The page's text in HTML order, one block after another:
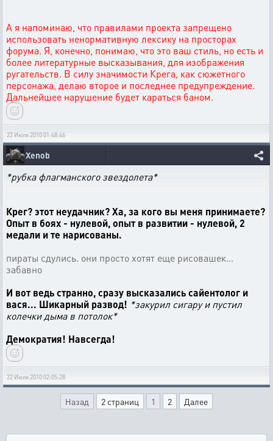
А я напоминаю, что правилами проекта запрещено
использовать ненормативную лексику на просторах
форума. Я, конечно, понимаю, что это ваш стиль, но есть и
более литературные высказывания, для изображения
ругательств. В силу значимости Крега, как сюжетного
персонажа, делаю второе и последнее предупреждение.
Дальнейшее нарушение будет караться баном.
22 Июля 2010 01:48:46
Xenob
*рубка флагманского звездолета*
Крег? этот неудачник? Ха, за кого вы меня принимаете?
Опыт в боях - нулевой, опыт в развитии - нулевой, 2
медали и те нарисованы.
пираты сдулись. они просто хотят еще рисовашек...
забавно
И вот ведь странно, сразу высказались сайентолог и
вася... Шикарный развод! *закурил сигару и пустил
колечки дыма в потолок*
Демократия! Навсегда!
22 Июля 2010 02:05:28
Назад 2 страниц 1 2 Далее